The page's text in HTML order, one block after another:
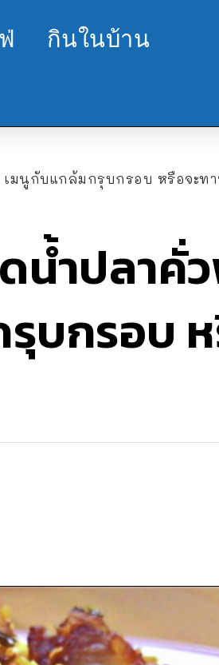
กินในบ้าน
นูกับแกล้มกรุบกรอบ หรือจะทานกั
น้ำปลาคั่
บกรอบ